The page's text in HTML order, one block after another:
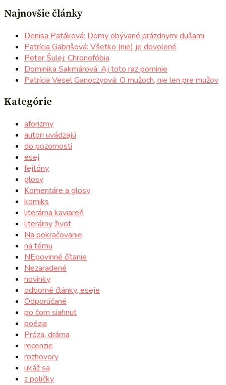
Najnovšie články
Denisa Patáková: Domy obývané prázdnymi dušami
Patrícia Gabrišová: Všetko (nie) je dovolené
Peter Šulej: Chronofóbia
Dominika Sakmárová: Aj toto raz pominie
Patrícia Vesel Ganoczyová: O mužoch, nie len pre mužov
Kategórie
aforizmy
autori uvádzajú
do pozornosti
esej
fejtóny
glosy
Komentáre a glosy
komiks
literárna kaviareň
literárny život
Na pokračovanie
na tému
NEpovinné čítanie
Nezaradené
novinky
odborné články, eseje
Odporúčané
po čom siahnuť
poézia
Próza, dráma
recenzie
rozhovory
ukáž sa
z poličky